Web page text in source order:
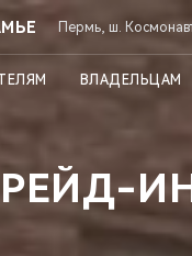
Пермь, ш.
ВЛАДЕЛЬЦАМ